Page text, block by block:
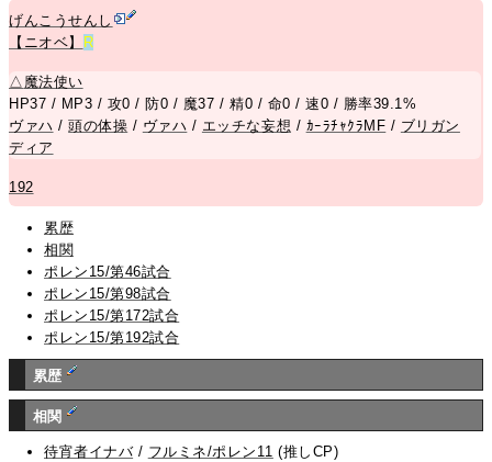
げんこうせんし
【ニオベ】
R
△ 魔法使い
HP37 / MP3 / 攻0 / 防0 / 魔37 / 精0 / 命0 / 速0 / 勝率39.1%
ヴァハ /頭の体操 / ヴァハ / エッチな妄想 / ｶｰﾗﾁｬｸﾗMF / ブリガン
ディア
192
累歴
相関
ポレン15/第46試合
ポレン15/第98試合
ポレン15/第172試合
ポレン15/第192試合
累歴
相関
待宵者イナバ/ フルミネ/ポレン11 (推しCP)